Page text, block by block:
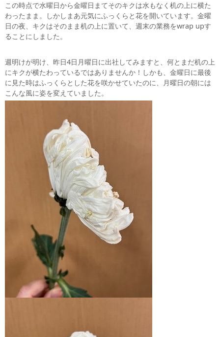
この時点で水曜日から金曜日まてそのキクは水もなく机の上に横た
わったまま。しかしまあ元気にふっくらと花を開いています。金曜
日の夜、キクはそのまま机の上に置いて、週末の業務をwrap upす
ることにしました。
週明けが明け、昨日4日月曜日に出社してみますと、何とまだ机の上
にキクが横たわっているではありませんか！しかも、金曜日に最後
に見た時はふっくらとした花を咲かせていたのに、月曜日の朝には
こんな風に姿を変えていました。